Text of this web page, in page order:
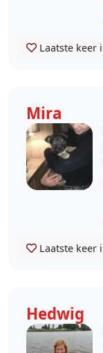
Laatste keer
Mira
Laatste keer
Hedwig